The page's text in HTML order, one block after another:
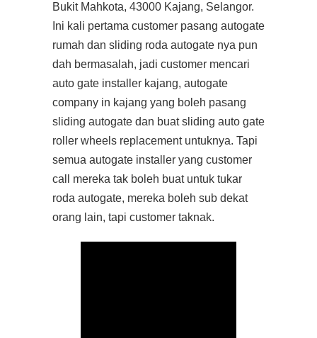
Bukit Mahkota, 43000 Kajang, Selangor.
Ini kali pertama customer pasang autogate
rumah dan sliding roda autogate nya pun
dah bermasalah, jadi customer mencari
auto gate installer kajang, autogate
company in kajang yang boleh pasang
sliding autogate dan buat sliding auto gate
roller wheels replacement untuknya. Tapi
semua autogate installer yang customer
call mereka tak boleh buat untuk tukar
roda autogate, mereka boleh sub dekat
orang lain, tapi customer taknak.